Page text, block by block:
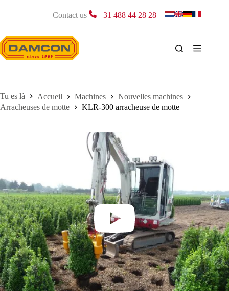
Contact us +31 488 44 28 28
Accueil Machines
Nouvelles machines
Arracheuses de motte
KLR-300 arracheuse de motte